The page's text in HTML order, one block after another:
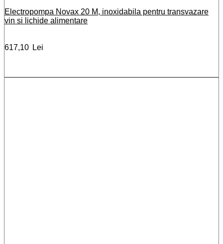
Electropompa Novax 20 M, inoxidabila pentru transvazare
vin si lichide alimentare
617,10 Lei